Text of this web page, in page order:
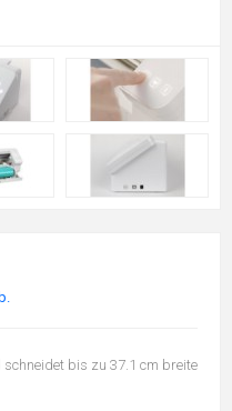
bis zu 37.1 cm breite